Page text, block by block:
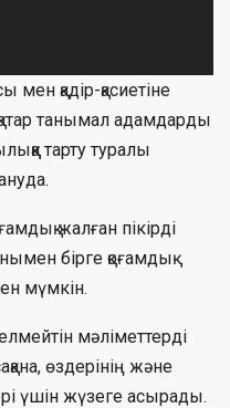
қадір-қасиетіне
танымал адамдарды
тарту туралы
жалған пікірді
бірге қоғамдық
мүмкін.
мәліметтерді
өздерінің және
үшін жүзеге асырады.